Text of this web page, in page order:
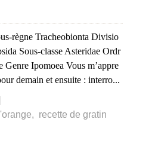
règne Tracheobionta Divisio
Sous-classe Asteridae Ordr
Ipomoea Vous m’appre
demain et ensuite : interro...
, recette de gratin